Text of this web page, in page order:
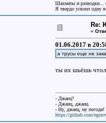
Шахматы и разводки...
Я твердо усвоил одну
Re:
«
01.06.2017 в
а трусы еще не
ты их шьёшь
- Джаец?
- Джаиц, джаиц.
- Ну, джаец, ну погоди!
https://github.com/